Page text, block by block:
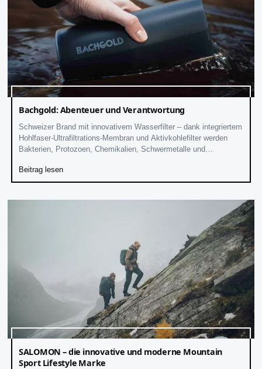
Bachgold: Abenteuer und Verantwortung
Schweizer Brand mit innovativem Wasserfilter – dank integriertem
Hohlfaser-Ultrafiltrations-Membran und Aktivkohlefilter werden
Bakterien, Protozoen, Chemikalien, Schwermetalle und
Beitrag lesen
SALOMON – die innovative und moderne Mountain
Sport Lifestyle Marke